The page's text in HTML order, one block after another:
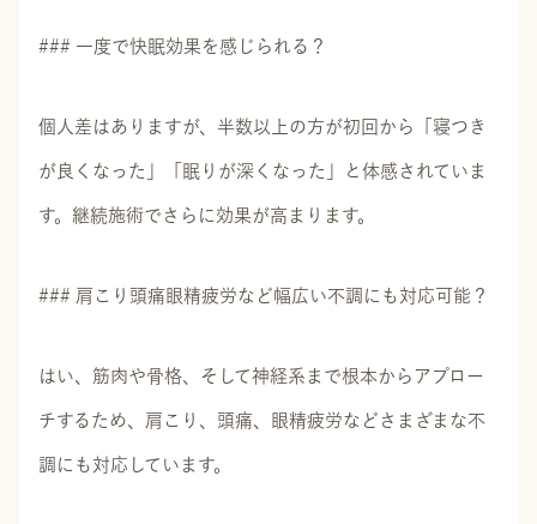
### 一度で快眠効果を感じられる？
個人差はありますが、半数以上の方が初回から「寝つき
が良くなった」「眠りが深くなった」と体感されていま
す。継続施術でさらに効果が高まります。
### 肩こり頭痛眼精疲労など幅広い不調にも対応可能？
はい、筋肉や骨格、そして神経系まで根本からアプロー
チするため、肩こり、頭痛、眼精疲労などさまざまな不
調にも対応しています。